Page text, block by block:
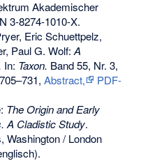
Akademischer
3-8274-1010-X.
Eric Schuettpelz,
Paul G. Wolf: A
In: Taxon. Band 55, Nr. 3,
Abstract,
PDF-
The Origin and Early
A Cladistic Study.
Washington / London